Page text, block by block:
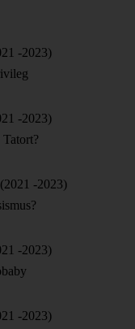
-2023)
-2023)
-2023)
-2023)
-2023)